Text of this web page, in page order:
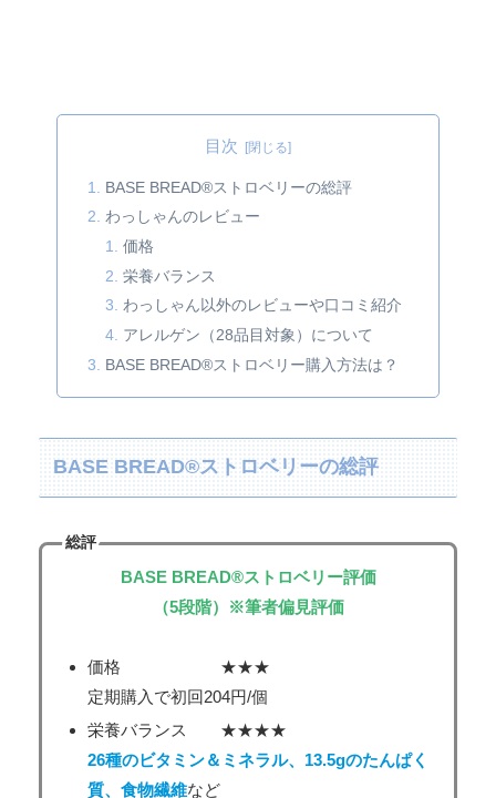
目次
BASE BREAD®ストロベリーの総評
わっしゃんのレビュー
価格
栄養バランス
わっしゃん以外のレビューや口コミ紹介
アレルゲン（28品目対象）について
BASE BREAD®ストロベリー購入方法は？
BASE BREAD®ストロベリーの総評
総評
BASE BREAD®ストロベリー評価
（5段階）※筆者偏見評価
価格 ★★★
定期購入で初回204円/個
栄養バランス ★★★★
26種のビタミン＆ミネラル、13.5gのたんぱく
質、 食物繊維など